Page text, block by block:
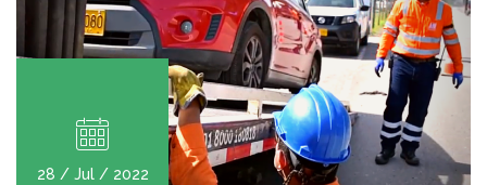
28 / Jul / 2022